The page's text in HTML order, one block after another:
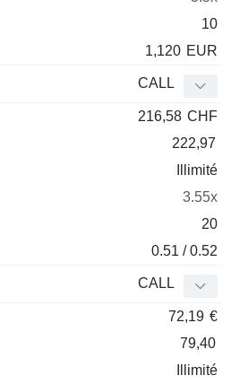
10
1,120 EUR
CALL
216,58 CHF
222,97
Illimité
3.55x
20
0.51 / 0.52
CALL
72,19 €
79,40
Illimité